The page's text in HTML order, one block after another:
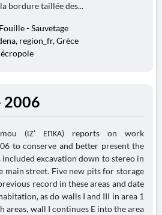
bordure taillée des...
Fouille - Sauvetage
region_fr, Grèce
2006
(ΙΖ' ΕΠΚΑ) reports on work
to conserve and better present the
excavation down to stereo in
main street. Five new pits for storage
record in these areas and date
as do walls I and III in area 1
areas, wall I continues E into the area